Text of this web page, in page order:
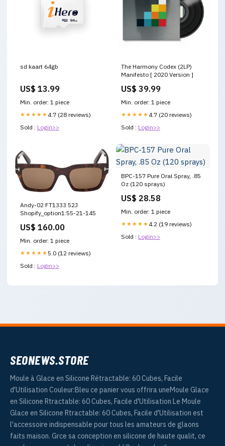
sd kaart 64gb
US$ 13.99
Min. order: 1 piece
★★★★★ 4.7 (28 reviews)
Sold : Login>>
The Harmony Codex (2LP)
Manifesto [ 2020 Version ]
US$ 39.99
Min. order: 1 piece
★★★★★ 4.7 (20 reviews)
Sold : Login>>
Andy-02 FT1333 52J
Shopify_option1:55-21-145
US$ 160.00
Min. order: 1 piece
★★★★★5.0 (12 reviews)
Sold : Login>>
BPC-157 Pure Oral Spray, .85
Oz (120 sprays)
US$ 28.58
Min. order: 1 piece
★★★★★ 4.2 (19 reviews)
Sold : Login>>
SEONEWS.STORE
Moule à Glace en Silicone Rétractable: 60 Cubes, Facile
d'Utilisation Couleur:Bleu ce panier vous offrira uneMoule Glace
en Silicone Rtractable: 60 Cubes, Facile d'Utilisation Le Moule
Glace en Silicone Rtractable: 60 Cubes, Facile d'Utilisation est
l'accessoire indispensable pour tous les amateurs de glaons
faits maison. Grce sa conception en silicone de haute qualit, ce